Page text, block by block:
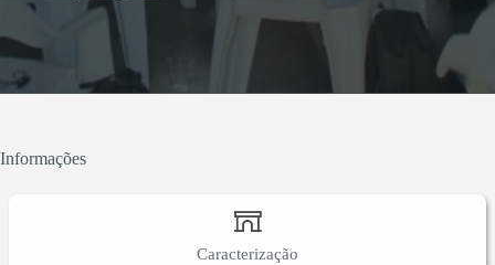
Informações
Caracterização